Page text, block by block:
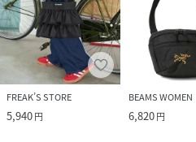
FREAK’S STORE
5,940円
BEAMS WOMEN
6,820円